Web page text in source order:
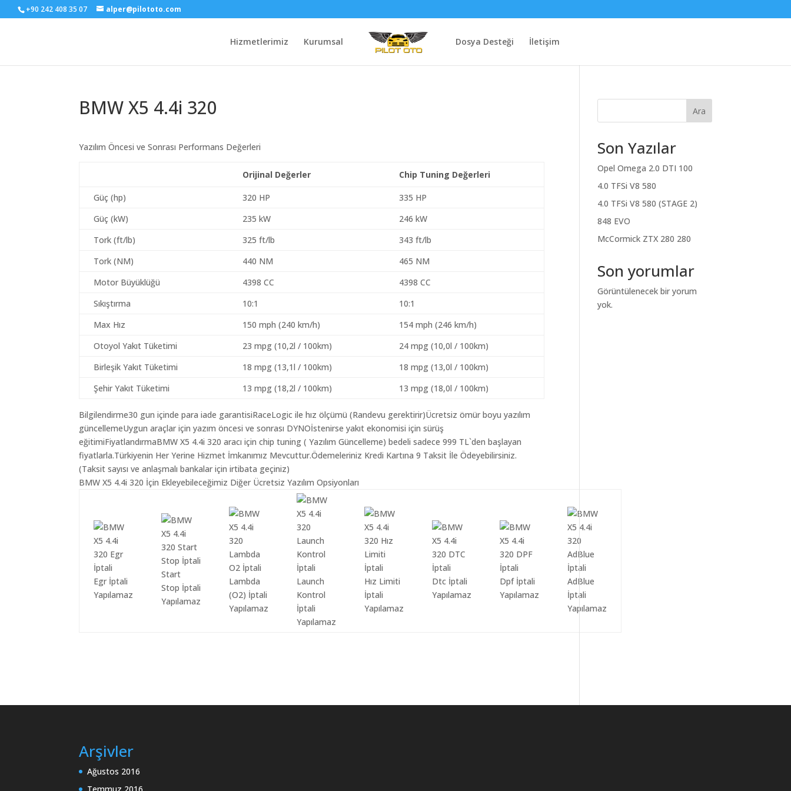
+90 242 408 35 07 alper@pilototo.com
Hizmetlerimiz Kurumsal Dosya Desteği İletişim
BMW X5 4.4i 320
Yazılım Öncesi ve Sonrası Performans Değerleri
Orijinal Değerler Chip Tuning Değerleri
Güç (hp) 320 HP
335 HP
Güç (kW)
235 kW
246 kW
Tork (ft/lb)
325 ft/lb
343 ft/lb
Tork (NM)
440 NM
465 NM
Motor Büyüklüğü
4398 CC
4398 CC
Sıkıştırma
10:1
10:1
Max Hız
150 mph (240 km/h)
154 mph (246 km/h)
Otoyol Yakıt Tüketimi
23 mpg (10,2l / 100km)
24 mpg (10,0l / 100km)
Birleşik Yakıt Tüketimi
18 mpg (13,1l / 100km)
18 mpg (13,0l / 100km)
Şehir Yakıt Tüketimi
13 mpg (18,2l / 100km) 13 mpg (18,0l / 100km)
Bilgilendirme30 gun içinde para iade garantisiRaceLogic ile hız ölçümü (Randevu gerektirir)Ücretsiz ömür boyu yazılım
güncellemeUygun araçlar için yazım öncesi ve sonrası DYNOİstenirse yakıt ekonomisi için sürüş
eğitimiFiyatlandırmaBMW X5 4.4i 320 aracı için chip tuning ( Yazılım Güncelleme) bedeli sadece 999 TL`den başlayan
fiyatlarla.Türkiyenin Her Yerine Hizmet İmkanımız Mevcuttur.Ödemeleriniz Kredi Kartına 9 Taksit İle Ödeyebilirsiniz.
(Taksit sayısı ve anlaşmalı bankalar için irtibata geçiniz)
BMW X5 4.4i 320 İçin Ekleyebileceğimiz Diğer Ücretsiz Yazılım Opsiyonları
Egr İptali
Yapılamaz
Start
Stop İptali
Yapılamaz
Lambda
(O2) İptali
Yapılamaz
Launch
Kontrol
İptali
Yapılamaz
Hız Limiti
İptali
Yapılamaz
Dtc İptali
Yapılamaz
Dpf İptali
Yapılamaz
AdBlue
İptali
Yapılamaz
Ara
Son Yazılar
Opel Omega 2.0 DTI 100
4.0 TFSi V8 580
4.0 TFSi V8 580 (STAGE 2)
848 EVO
McCormick ZTX 280 280
Son yorumlar
Görüntülenecek bir yorum
yok.
Arşivler
Ağustos 2016
Temmuz 2016